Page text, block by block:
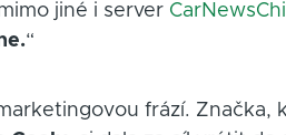
jiné i server
“
frází.